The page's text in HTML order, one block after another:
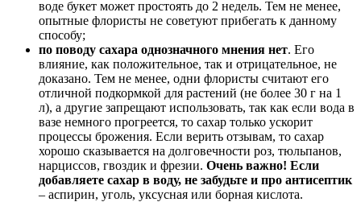
воде букет может простоять до 2 недель. Тем не менее,
опытные флористы не советуют прибегать к данному
способу;
по поводу сахара однозначного мнения нет. Его
влияние, как положительное, так и отрицательное, не
доказано. Тем не менее, одни флористы считают его
отличной подкормкой для растений (не более 30 г на 1
л), а другие запрещают использовать, так как если вода в
вазе немного прогреется, то сахар только ускорит
процессы брожения. Если верить отзывам, то сахар
хорошо сказывается на долговечности роз, тюльпанов,
нарциссов, гвоздик и фрезии. Очень важно! Если
добавляете сахар в воду, не забудьте и про антисептик
– аспирин, уголь, уксусная или борная кислота.